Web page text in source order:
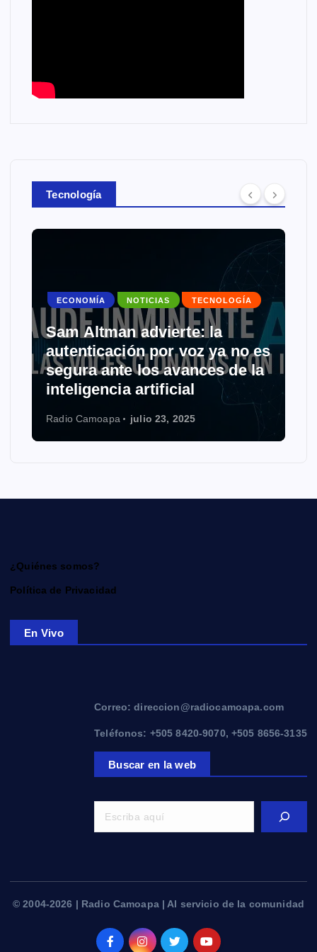
Tecnología
ECONOMÍA NOTICIAS TECNOLOGÍA
Sam Altman advierte: la
autenticación por voz ya no es
segura ante los avances de la
inteligencia artificial
Radio Camoapa julio 23, 2025
¿Quiénes somos?
Política de Privacidad
En Vivo
Correo: direccion@radiocamoapa.com
Teléfonos: +505 8420-9070, +505 8656-3135
Buscar en la web
© 2004-2026 | Radio Camoapa | Al servicio de la comunidad